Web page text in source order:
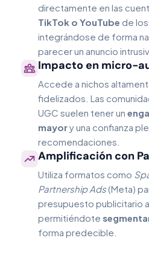
directamente en las
TikTok o YouTube de
integrándose de forma
parecer un anuncio
Impacto en micro-
Accede a nichos
fidelizados. Las
UGC suelen tener un
mayory una confianza
recomendaciones.
Amplificación con
Utiliza formatos como
Partnership Ads(Meta)
presupuesto publicitario
permitiéndote
forma predecible.